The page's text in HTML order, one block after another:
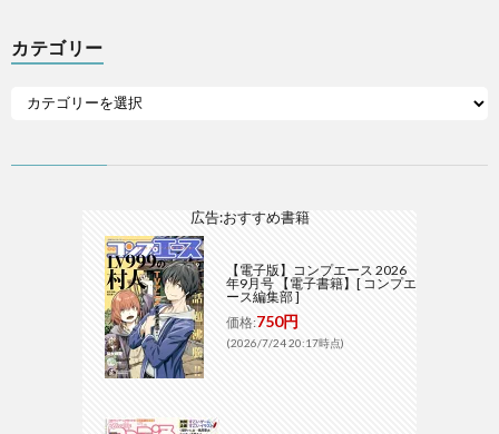
カテゴリー
広告:おすすめ書籍
【電子版】コンプエース 2026
年9月号 【電子書籍】[ コンプエ
ース編集部 ]
価格:750円
(2026/7/24 20:17時点)